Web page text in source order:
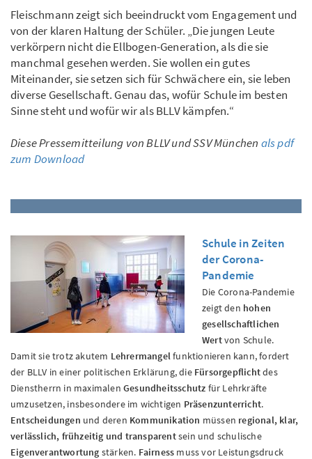
Fleischmann zeigt sich beeindruckt vom Engagement und
von der klaren Haltung der Schüler. „Die jungen Leute
verkörpern nicht die Ellbogen-Generation, als die sie
manchmal gesehen werden. Sie wollen ein gutes
Miteinander, sie setzen sich für Schwächere ein, sie leben
diverse Gesellschaft. Genau das, wofür Schule im besten
Sinne steht und wofür wir als BLLV kämpfen.“
Diese Pressemitteilung von BLLV und SSV München als pdf
zum Download
Schule in Zeiten
der Corona-
Pandemie
Die Corona-Pandemie
zeigt den hohen
gesellschaftlichen
Wertvon Schule.
Damit sie trotz akutem Lehrermangelfunktionieren kann, fordert
der BLLV in einer politischen Erklärung, die Fürsorgepflichtdes
Dienstherrn in maximalen Gesundheitsschutz für Lehrkräfte
umzusetzen, insbesondere im wichtigen Präsenzunterricht.
Entscheidungen und deren Kommunikation müssen regional, klar,
verlässlich, frühzeitig und transparentsein und schulische
Eigenverantwortung stärken. Fairness muss vor Leistungsdruck